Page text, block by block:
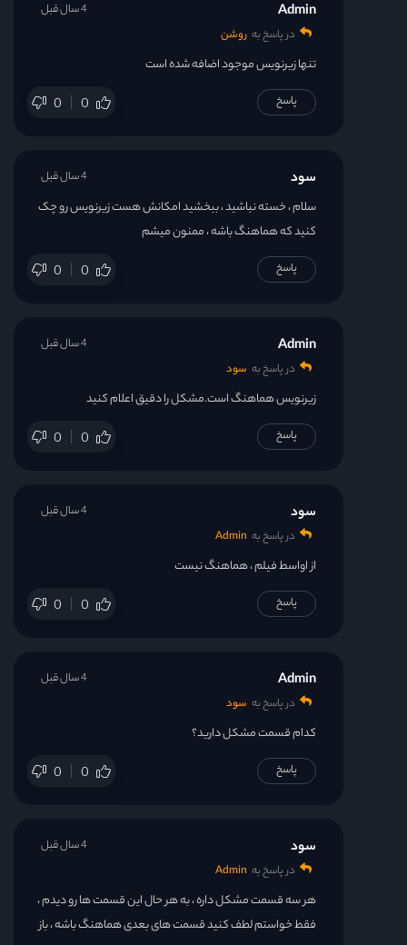
Admin
در پاسخ به روشن
تنها زیرنویس موجود اضافه شده است
0 0
4 سال قبل
پاسخ
سود
سلام ، خسته نباشید ، ببخشید امکانش هست زیرنویس رو چک
کنید که هماهنگ باشه ، ممنون میشم
0 0
4 سال قبل
پاسخ
Admin
در پاسخ به سود
زیرنویس هماهنگ است.مشکل را دقیق اعلام کنید
0 0
4 سال قبل
پاسخ
سود
در پاسخ به Admin
از اواسط فیلم ، هماهنگ نیست
0 0
4 سال قبل
پاسخ
Admin
در پاسخ به سود
کدام قسمت مشکل دارید؟
0 0
4 سال قبل
پاسخ
سود
در پاسخ به Admin
هر سه قسمت مشکل داره ، به هر حال این قسمت ها رو دیدم ،
فقط خواستم لطف کنید قسمت های بعدی هماهنگ باشه ، باز
4 سال قبل